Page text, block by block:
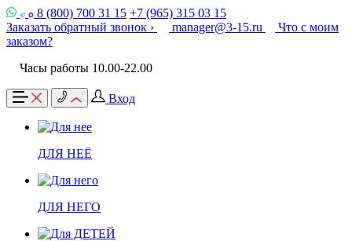
8 (800) 700 31 15 +7 (965) 315 03 15
Заказать обратный звонок ›
manager@3-15.ru
Что с моим
заказом?
Часы работы 10.00-22.00
Вход
ДЛЯ НЕЁ
ДЛЯ НЕГО